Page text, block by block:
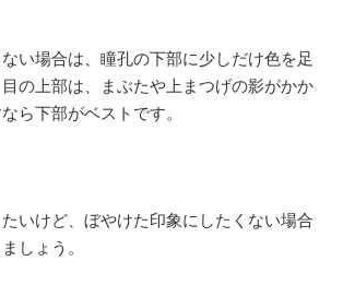
い場合は、瞳孔の下部に少しだけ色を足
の上部は、まぶたや上まつげの影がかか
ら下部がベストです。
いけど、ぼやけた印象にしたくない場合
しょう。